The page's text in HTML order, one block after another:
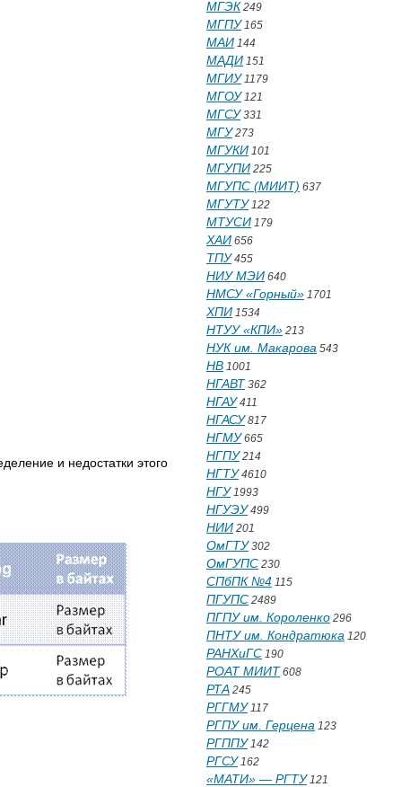
и недостатки этого
МГЭК 249
МГПУ165
МАИ 144
МАДИ 151
МГИУ1179
МГОУ121
МГСУ331
МГУ273
МГУКИ 101
МГУПИ 225
МГУПС (МИИТ) 637
МГУТУ122
МТУСИ 179
ХАИ 656
ТПУ455
НИУ МЭИ 640
НМСУ «Горный» 1701
ХПИ 1534
НТУУ «КПИ» 213
НУК им. Макарова 543
НВ 1001
НГАВТ 362
НГАУ411
НГАСУ817
НГМУ665
НГПУ214
НГТУ4610
НГУ1993
НГУЭУ499
НИИ 201
ОмГТУ302
ОмГУПС 230
СПбПК №4 115
ПГУПС 2489
ПГПУ им. Короленко 296
ПНТУ им. Кондратюка 120
РАНХиГС 190
РОАТ МИИТ 608
РТА 245
РГГМУ117
РГПУ им. Герцена 123
РГППУ142
РГСУ162
«МАТИ» — РГТУ121